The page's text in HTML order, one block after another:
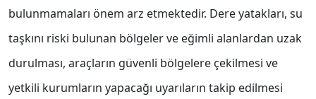
bulunmamaları önem arz etmektedir. Dere yatakları, su
taşkını riski bulunan bölgeler ve eğimli alanlardan uzak
durulması, araçların güvenli bölgelere çekilmesi ve
yetkili kurumların yapacağı uyarıların takip edilmesi